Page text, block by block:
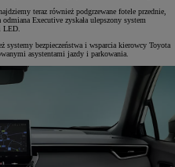
teraz również podgrzewane fotele przednie,
Executive zyskała ulepszony system
LED.
systemy bezpieczeństwa i wsparcia kierowcy Toyota
asystentami jazdy i parkowania.